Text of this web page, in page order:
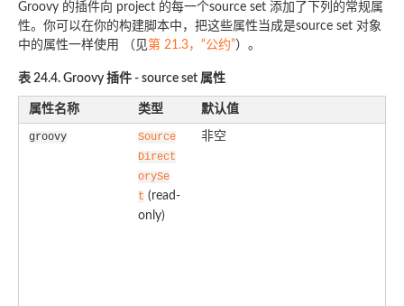
Groovy 的插件向 project 的每一个source set 添加了下列的常规属
性。你可以在你的构建脚本中，把这些属性当成是source set 对象
中的属性一样使用 （见第 21.3，“公约” ）。
表 24.4. Groovy 插件 - source set 属性
属性名称 类型 默认值
groovy
Source
Direct
orySe
t (read-
only)
非空